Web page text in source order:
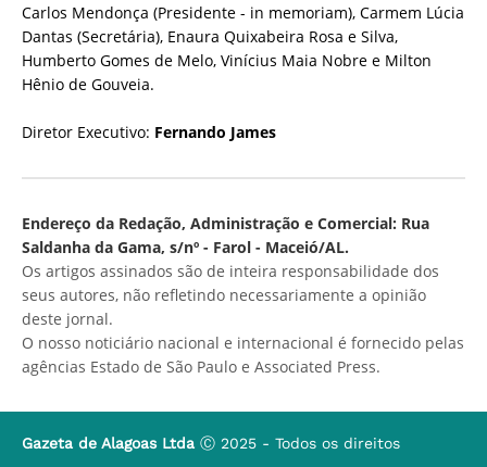
Carlos Mendonça (Presidente - in memoriam), Carmem Lúcia
Dantas (Secretária), Enaura Quixabeira Rosa e Silva,
Humberto Gomes de Melo, Vinícius Maia Nobre e Milton
Hênio de Gouveia.
Diretor Executivo: Fernando James
Endereço da Redação, Administração e Comercial: Rua
Saldanha da Gama, s/nº - Farol - Maceió/AL.
Os artigos assinados são de inteira responsabilidade dos
seus autores, não refletindo necessariamente a opinião
deste jornal.
O nosso noticiário nacional e internacional é fornecido pelas
agências Estado de São Paulo e Associated Press.
Gazeta de Alagoas Ltda Ⓒ 2025 - Todos os direitos